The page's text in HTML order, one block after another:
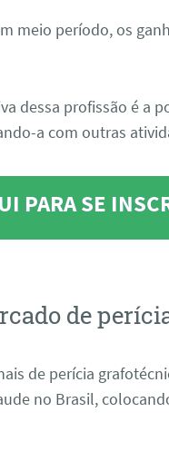
meio período, os
dessa profissão é a
a com outras
PARA SE
de
de perícia
no Brasil,